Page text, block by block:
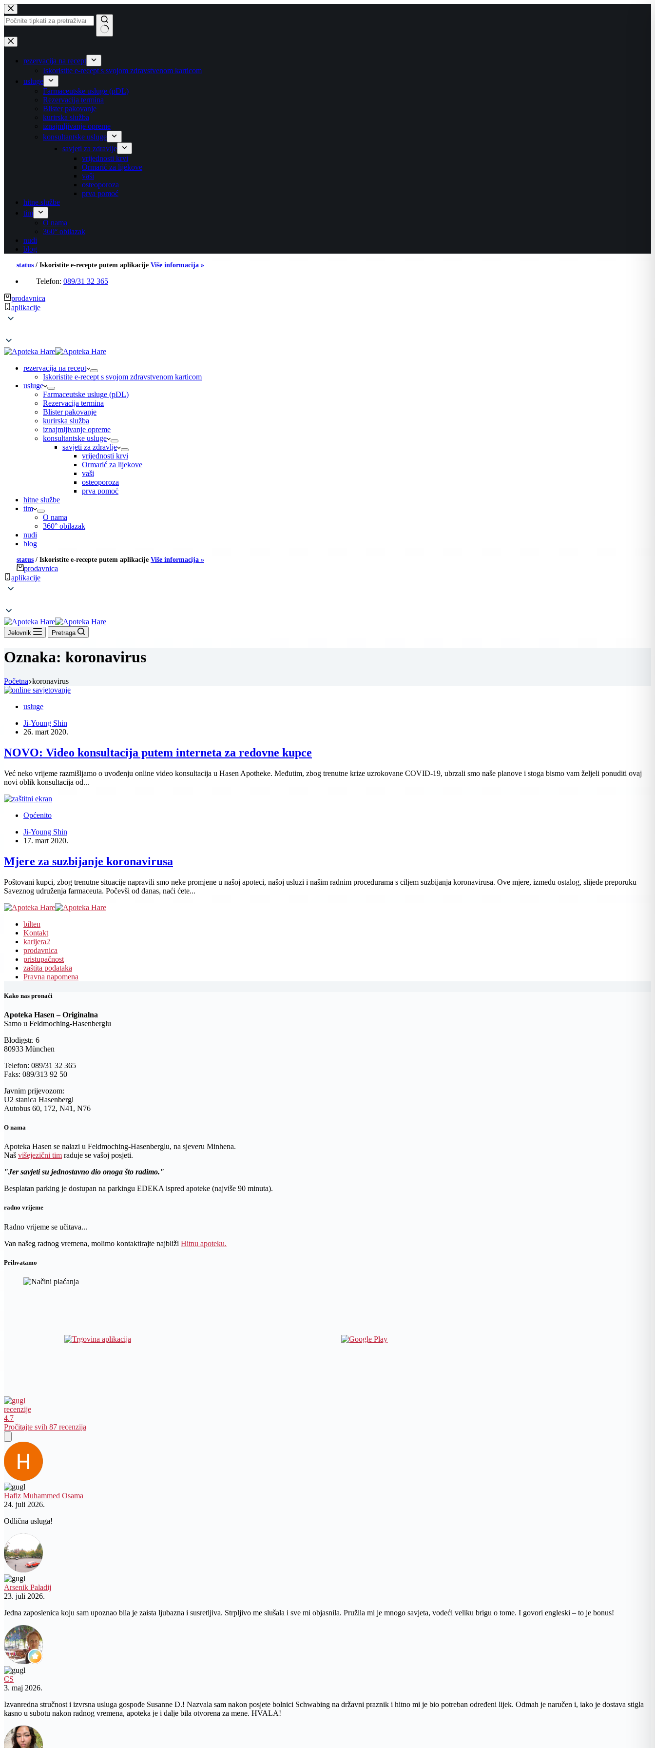
Preskoči
na
sadržaj
Nema
rezultata
rezervacija na recept
Iskoristite e-recept s svojom zdravstvenom karticom
usluge
Farmaceutske usluge (pDL)
Rezervacija termina
Blister pakovanje
kurirska služba
iznajmljivanje opreme
konsultantske usluge
savjeti za zdravlje
vrijednosti krvi
Ormarić za lijekove
vaši
osteoporoza
prva pomoć
hitne službe
tim
O nama
360° obilazak
nudi
blog
status / Iskoristite e-recepte putem aplikacije Više informacija »
Telefon: 089/31 32 365
prodavnica
aplikacije
rezervacija na recept
Iskoristite e-recept s svojom zdravstvenom karticom
usluge
Farmaceutske usluge (pDL)
Rezervacija termina
Blister pakovanje
kurirska služba
iznajmljivanje opreme
konsultantske usluge
savjeti za zdravlje
vrijednosti krvi
Ormarić za lijekove
vaši
osteoporoza
prva pomoć
hitne službe
tim
O nama
360° obilazak
nudi
blog
status / Iskoristite e-recepte putem aplikacije Više informacija »
prodavnica
aplikacije
Jelovnik Pretraga
Oznaka: koronavirus
Početna koronavirus
usluge
Ji-Young Shin
26. mart 2020.
NOVO: Video konsultacija putem interneta za redovne kupce
Već neko vrijeme razmišljamo o uvođenju online video konsultacija u Hasen Apotheke. Međutim, zbog trenutne krize uzrokovane COVID-19, ubrzali smo naše planove i stoga bismo vam željeli ponuditi ovaj
novi oblik konsultacija od...
Općenito
Ji-Young Shin
17. mart 2020.
Mjere za suzbijanje koronavirusa
Poštovani kupci, zbog trenutne situacije napravili smo neke promjene u našoj apoteci, našoj usluzi i našim radnim procedurama s ciljem suzbijanja koronavirusa. Ove mjere, između ostalog, slijede preporuku
Saveznog udruženja farmaceuta. Počevši od danas, naći ćete...
bilten
Kontakt
karijera2
prodavnica
pristupačnost
zaštita podataka
Pravna napomena
Kako nas pronaći
Apoteka Hasen – Originalna
Samo u Feldmoching-Hasenberglu
Blodigstr. 6
80933 München
Telefon: 089/31 32 365
Faks: 089/313 92 50
Javnim prijevozom:
U2 stanica Hasenbergl
Autobus 60, 172, N41, N76
O nama
Apoteka Hasen se nalazi u Feldmoching-Hasenberglu, na sjeveru Minhena.
Naš višejezični tim raduje se vašoj posjeti.
Jer savjeti su jednostavno dio onoga što radimo.
Besplatan parking je dostupan na parkingu EDEKA ispred apoteke (najviše 90 minuta).
radno vrijeme
Radno vrijeme se učitava...
Van našeg radnog vremena, molimo kontaktirajte najbliži Hitnu apoteku.
Prihvatamo
recenzije
4.7
Pročitajte svih 87 recenzija
Hafiz Muhammed Osama
24. juli 2026.
Odlična usluga!
Arsenik Paladij
23. juli 2026.
Jedna zaposlenica koju sam upoznao bila je zaista ljubazna i susretljiva. Strpljivo me slušala i sve mi objasnila. Pružila mi je mnogo savjeta, vodeći veliku brigu o tome. I govori engleski – to je bonus!
CS
3. maj 2026.
Izvanredna stručnost i izvrsna usluga gospođe Susanne D.! Nazvala sam nakon posjete bolnici Schwabing na državni praznik i hitno mi je bio potreban određeni lijek. Odmah je naručen i, iako je dostava stigla
kasno u subotu nakon radnog vremena, apoteka je i dalje bila otvorena za mene. HVALA!